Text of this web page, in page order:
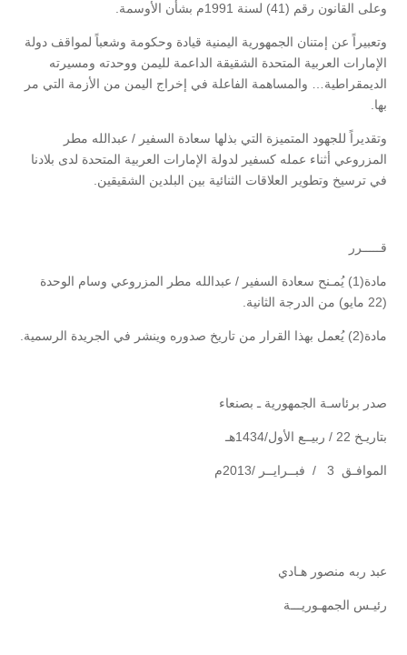
وعلى القانون رقم (41) لسنة 1991م بشأن الأوسمة.
وتعبيراً عن إمتنان الجمهورية اليمنية قيادة وحكومة وشعباً لمواقف دولة
الإمارات العربية المتحدة الشقيقة الداعمة لليمن ووحدته ومسيرته
الديمقراطية… والمساهمة الفاعلة في إخراج اليمن من الأزمة التي مر
بها.
وتقديراً للجهود المتميزة التي بذلها سعادة السفير / عبدالله مطر
المزروعي أثناء عمله كسفير لدولة الإمارات العربية المتحدة لدى بلادنا
في ترسيخ وتطوير العلاقات الثنائية بين البلدين الشقيقين.
قـــــرر
مادة(1) يُمـنح سعادة السفير / عبدالله مطر المزروعي وسام الوحدة
(22 مايو) من الدرجة الثانية.
مادة(2) يُعمل بهذا القرار من تاريخ صدوره وينشر في الجريدة الرسمية.
صدر برئاسـة الجمهورية ـ بصنعاء
بتاريـخ 22 / ربيــع الأول/1434هـ
الموافـق 3 / فبــرايــر /2013م
عبد ربه منصور هـادي
رئيـس الجمهـوريـــة